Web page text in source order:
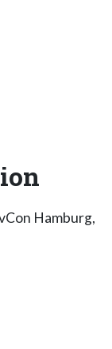
Hamburg,